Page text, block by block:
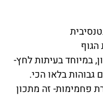
במיוחד בעיתות לחץ-
גבוהות בלאו הכי.
פחמימות- זה מתכון